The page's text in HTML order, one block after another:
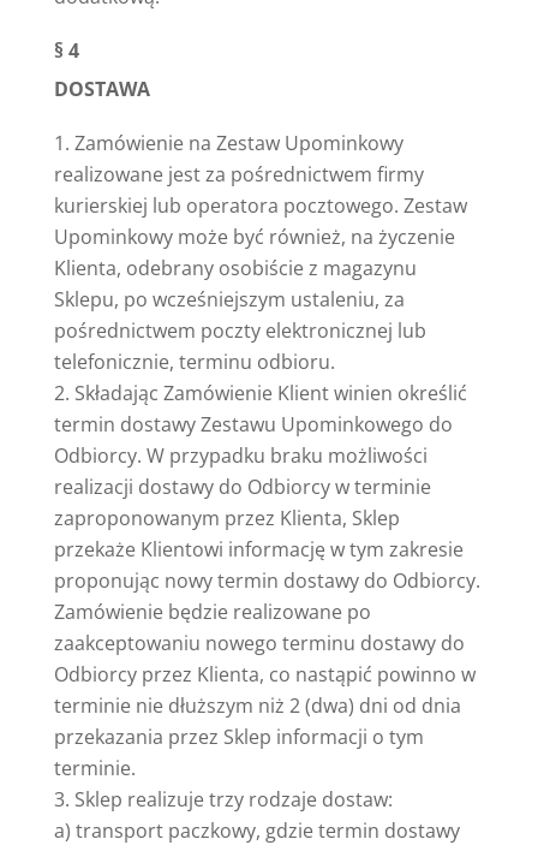
§ 4
DOSTAWA
Zamówienie na Zestaw Upominkowy
realizowane jest za pośrednictwem firmy
kurierskiej lub operatora pocztowego. Zestaw
Upominkowy może być również, na życzenie
Klienta, odebrany osobiście z magazynu
Sklepu, po wcześniejszym ustaleniu, za
pośrednictwem poczty elektronicznej lub
telefonicznie, terminu odbioru.
Składając Zamówienie Klient winien określić
termin dostawy Zestawu Upominkowego do
Odbiorcy. W przypadku braku możliwości
realizacji dostawy do Odbiorcy w terminie
zaproponowanym przez Klienta, Sklep
przekaże Klientowi informację w tym zakresie
proponując nowy termin dostawy do Odbiorcy.
Zamówienie będzie realizowane po
zaakceptowaniu nowego terminu dostawy do
Odbiorcy przez Klienta, co nastąpić powinno w
terminie nie dłuższym niż 2 (dwa) dni od dnia
przekazania przez Sklep informacji o tym
terminie.
Sklep realizuje trzy rodzaje dostaw:
a) transport paczkowy, gdzie termin dostawy